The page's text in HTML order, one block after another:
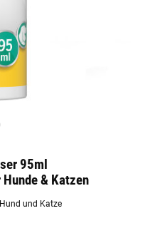
95ml
& Katzen
und Katze